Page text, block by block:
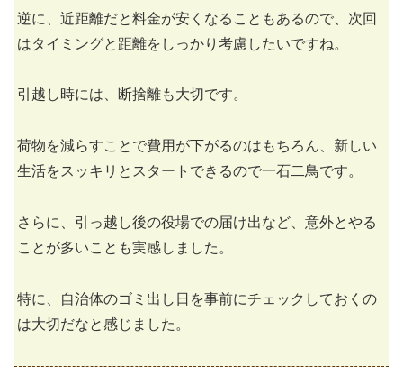
逆に、近距離だと料金が安くなることもあるので、次回
はタイミングと距離をしっかり考慮したいですね。
引越し時には、断捨離も大切です。
荷物を減らすことで費用が下がるのはもちろん、新しい
生活をスッキリとスタートできるので一石二鳥です。
さらに、引っ越し後の役場での届け出など、意外とやる
ことが多いことも実感しました。
特に、自治体のゴミ出し日を事前にチェックしておくの
は大切だなと感じました。